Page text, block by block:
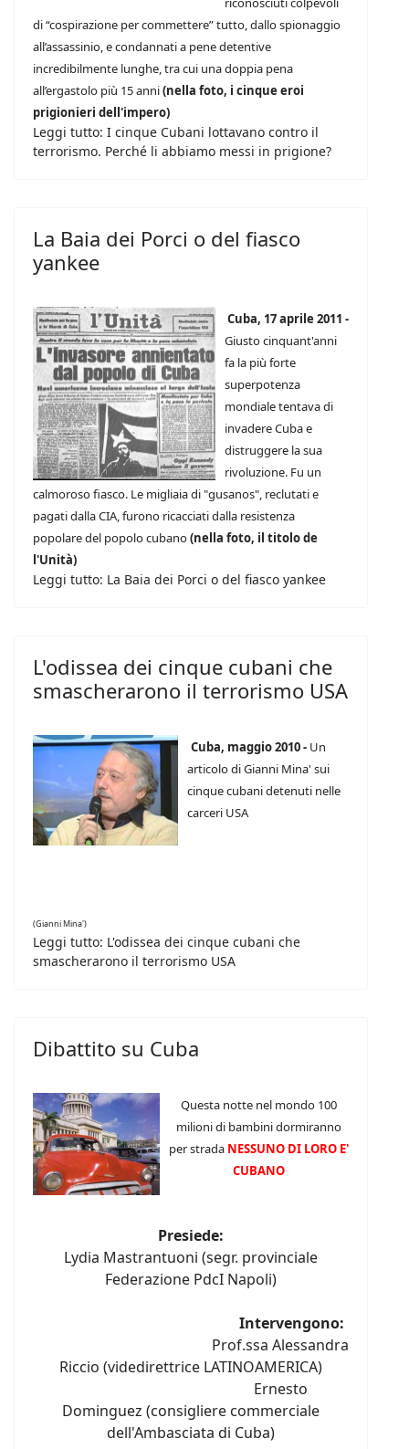
di “cospirazione per commettere” tutto, dallo spionaggio
all’assassinio, e condannati a pene detentive
incredibilmente lunghe, tra cui una doppia pena
all’ergastolo più 15 anni(nella foto, i cinque eroi
prigionieri dell'impero)
Leggi tutto: I cinque Cubani lottavano contro il
terrorismo. Perché li abbiamo messi in prigione?
La Baia dei Porci o del fiasco
yankee
Cuba, 17 aprile 2011 -
Giusto cinquant'anni
fa la più forte
superpotenza
mondiale tentava di
invadere Cuba e
distruggere la sua
rivoluzione. Fu un
calmoroso fiasco. Le migliaia di "gusanos", reclutati e
pagati dalla CIA, furono ricacciati dalla resistenza
popolare del popolo cubano(nella foto, il titolo de
l'Unità)
Leggi tutto: La Baia dei Porci o del fiasco yankee
L'odissea dei cinque cubani che
smascherarono il terrorismo USA
Cuba, maggio 2010 - Un
articolo di Gianni Mina' sui
cinque cubani detenuti nelle
carceri USA
(Gianni Mina')
Leggi tutto: L'odissea dei cinque cubani che
smascherarono il terrorismo USA
Dibattito su Cuba
Questa notte nel mondo 100
milioni di bambini dormiranno
per strada NESSUNO DI LORO E'
CUBANO
Presiede:
Lydia Mastrantuoni (segr. provinciale
Federazione PdcI Napoli)
Intervengono:
Prof.ssa Alessandra
Riccio (videdirettrice LATINOAMERICA)
Ernesto
Dominguez (consigliere commerciale
dell'Ambasciata di Cuba)